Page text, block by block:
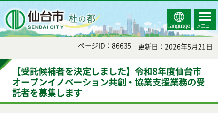
Select
Language
コンテ
ンツメ
ニュー
ページID：86635 更新日：2026年5月21日
【受託候補者を決定しました】令和8年度仙台市
オープンイノベーション共創・協業支援業務の受
託者を募集します